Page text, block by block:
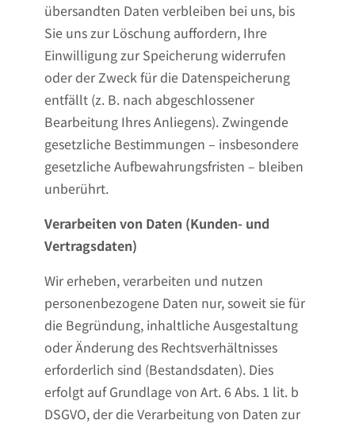
übersandten Daten verbleiben bei uns, bis
Sie uns zur Löschung auffordern, Ihre
Einwilligung zur Speicherung widerrufen
oder der Zweck für die Datenspeicherung
entfällt (z. B. nach abgeschlossener
Bearbeitung Ihres Anliegens). Zwingende
gesetzliche Bestimmungen – insbesondere
gesetzliche Aufbewahrungsfristen – bleiben
unberührt.
Verarbeiten von Daten (Kunden- und
Vertragsdaten)
Wir erheben, verarbeiten und nutzen
personenbezogene Daten nur, soweit sie für
die Begründung, inhaltliche Ausgestaltung
oder Änderung des Rechtsverhältnisses
erforderlich sind (Bestandsdaten). Dies
erfolgt auf Grundlage von Art. 6 Abs. 1 lit. b
DSGVO, der die Verarbeitung von Daten zur